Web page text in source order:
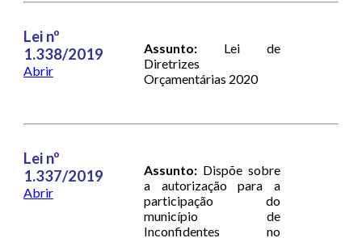
Lei nº
1.338/2019
Abrir
Assunto: Lei de
Diretrizes
Orçamentárias 2020
Lei nº
1.337/2019
Abrir
Assunto: Dispõe sobre
a autorização para a
participação do
município de
Inconfidentes no